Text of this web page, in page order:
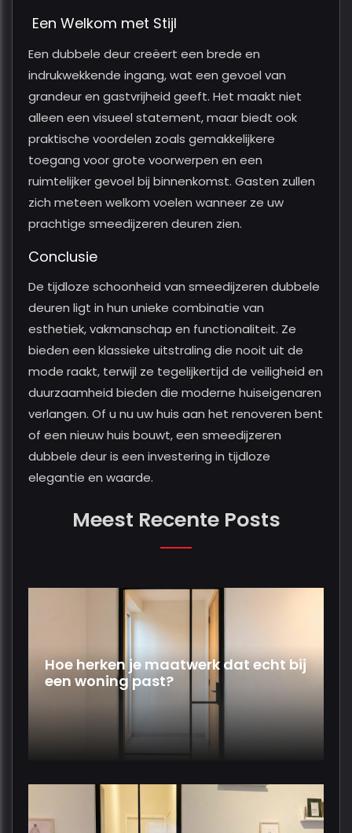
Een Welkom met Stijl
Een dubbele deur creëert een brede en
indrukwekkende ingang, wat een gevoel van
grandeur en gastvrijheid geeft. Het maakt niet
alleen een visueel statement, maar biedt ook
praktische voordelen zoals gemakkelijkere
toegang voor grote voorwerpen en een
ruimtelijker gevoel bij binnenkomst. Gasten zullen
zich meteen welkom voelen wanneer ze uw
prachtige smeedijzeren deuren zien.
Conclusie
De tijdloze schoonheid van smeedijzeren dubbele
deuren ligt in hun unieke combinatie van
esthetiek, vakmanschap en functionaliteit. Ze
bieden een klassieke uitstraling die nooit uit de
mode raakt, terwijl ze tegelijkertijd de veiligheid en
duurzaamheid bieden die moderne huiseigenaren
verlangen. Of u nu uw huis aan het renoveren bent
of een nieuw huis bouwt, een smeedijzeren
dubbele deur is een investering in tijdloze
elegantie en waarde.
Meest Recente Posts
Hoe herken je maatwerk dat echt bij
een woning past?